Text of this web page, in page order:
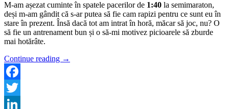
M-am așezat cuminte în spatele pacerilor de 1:40 la semimaraton,
deși m-am gândit că s-ar putea să fie cam rapizi pentru ce sunt eu în
stare în prezent. Însă dacă tot am intrat în horă, măcar să joc, nu? O
să fie un antrenament bun și o să-mi motivez picioarele să zburde
mai hotărâte.
Continue reading →
Facebook
Twitter